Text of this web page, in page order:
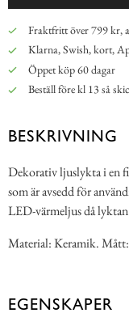
Fraktfritt över 799 kr,
Klarna, Swish, kort,
Öppet köp 60 dagar
Beställ före kl 13 så
BESKRIVNING
Dekorativ ljuslykta i en
som är avsedd för
LED-värmeljus då
Material: Keramik.
EGENSKAPER